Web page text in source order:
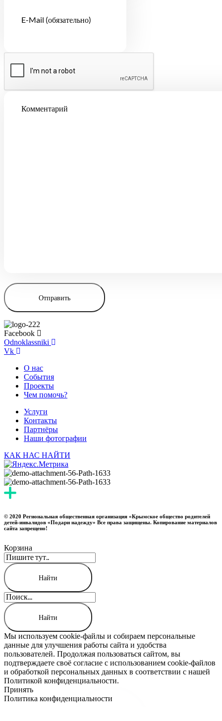
Facebook
Odnoklassniki
Vk
О нас
События
Проекты
Чем помочь?
Услуги
Контакты
Партнёры
Наши фотографии
КАК НАС НАЙТИ
© 2020 Региональная общественная организация «Крымское общество родителей
детей-инвалидов «Подари надежду» Все права защищены. Копирование материалов
сайта запрещено!
Корзина
Мы используем cookie-файлы и собираем персональные
данные для улучшения работы сайта и удобства
пользователей. Продолжая пользоваться сайтом, вы
подтверждаете своё согласие с использованием cookie-файлов
и обработкой персональных данных в соответствии с нашей
Политикой конфиденциальности.
Принять
Политика конфиденциальности